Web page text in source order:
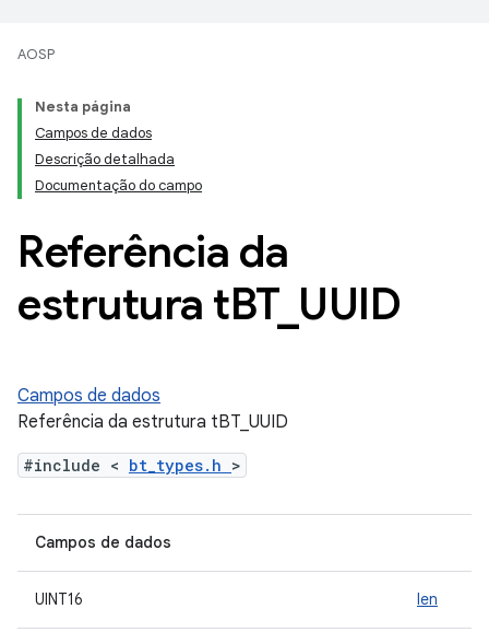
AOSP
Nesta página
Campos de dados
Descrição detalhada
Documentação do campo
Referência da
estrutura tBT_ UUID
Campos de dados
Referência da estrutura tBT_UUID
#include < bt_types.h >
Campos de dados
UINT16 len